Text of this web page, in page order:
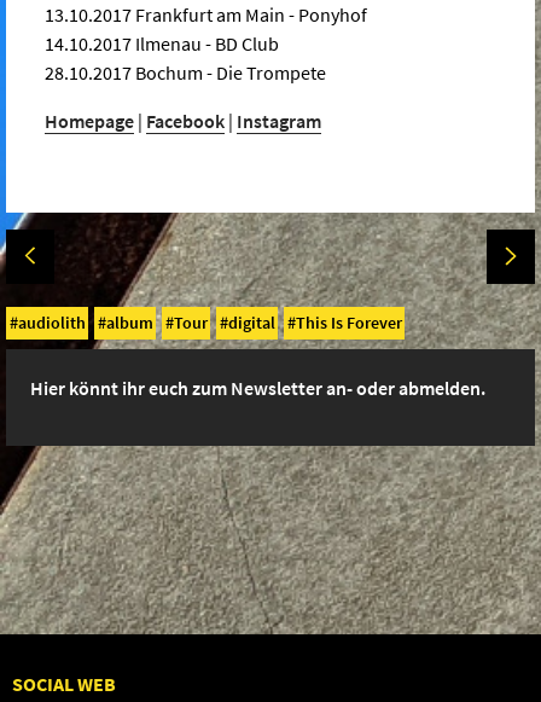
13.10.2017 Frankfurt am Main - Ponyhof
14.10.2017 Ilmenau - BD Club
28.10.2017 Bochum - Die Trompete
Homepage | Facebook | Instagram
audiolith album Tour digital This Is Forever
Hier könnt ihr euch zum Newsletter an- oder abmelden.
SOCIAL WEB